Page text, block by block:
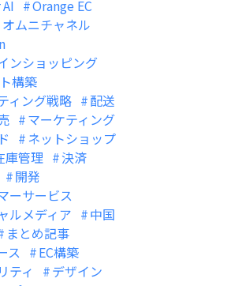
AI
Orange EC
オムニチャネル
ンショッピング
構築
ィング戦略
配送
マーケティング
ネットショップ
庫管理
決済
開発
ーサービス
ルメディア
中国
まとめ記事
ス
EC構築
ティ
デザイン